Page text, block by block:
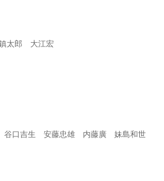
太郎 大江宏
口吉生 安藤忠雄 内藤廣 妹島和世